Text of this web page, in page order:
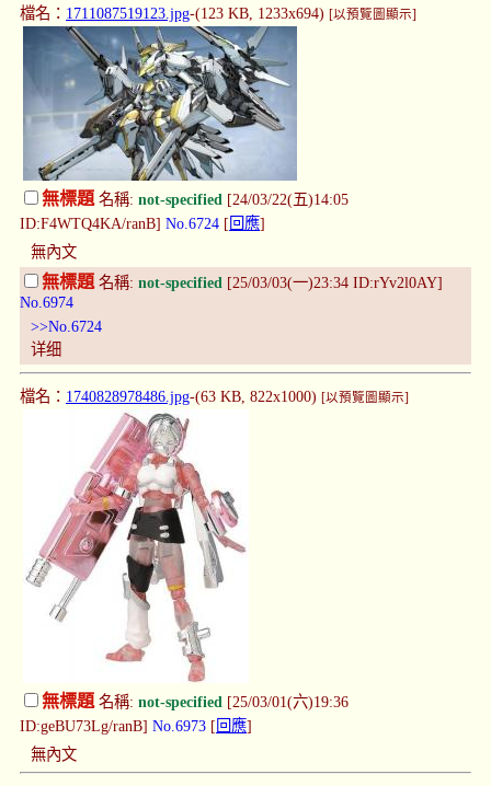
檔名： 1711087519123.jpg-(123 KB, 1233x694) [以預覽圖顯示]
無標題名稱: not-specified [24/03/22(五)14:05
ID:F4WTQ4KA/ranB] No.6724 [ 回應]
無內文
無標題 名稱: not-specified [25/03/03(一)23:34 ID:rYv2l0AY]
No.6974
>>No.6724
详细
檔名： 1740828978486.jpg-(63 KB, 822x1000) [以預覽圖顯示]
無標題名稱: not-specified [25/03/01(六)19:36
ID:geBU73Lg/ranB] No.6973 [ 回應]
無內文